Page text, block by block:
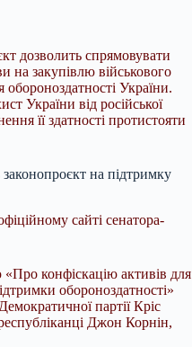
дозволить спрямовувати
на закупівлю військового
України.
України від російської
її здатності протистояти
на підтримку
сайті сенатора-
«Про конфіскацію активів для
обороноздатності»
партії Кріс
Джон Корнін,